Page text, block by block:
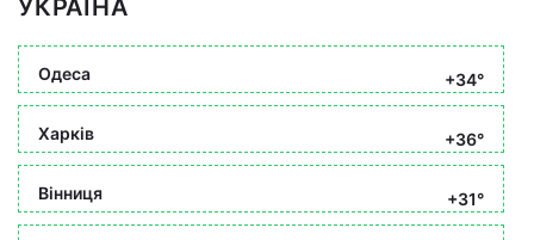
УКРАЇНА
Одеса +34°
Харків +36°
Вінниця +31°